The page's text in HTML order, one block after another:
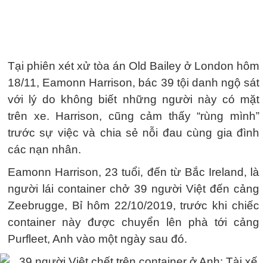
Tại phiên xét xử tòa án Old Bailey ở London hôm
18/11, Eamonn Harrison, bác 39 tội danh ngộ sát
với lý do không biết những người này có mặt
trên xe. Harrison, cũng cảm thấy “rùng mình”
trước sự việc và chia sẻ nỗi đau cùng gia đình
các nạn nhân.
Eamonn Harrison, 23 tuổi, đến từ Bắc Ireland, là
người lái container chở 39 người Việt đến cảng
Zeebrugge, Bỉ hôm 22/10/2019, trước khi chiếc
container này được chuyển lên phà tới cảng
Purfleet, Anh vào một ngày sau đó.